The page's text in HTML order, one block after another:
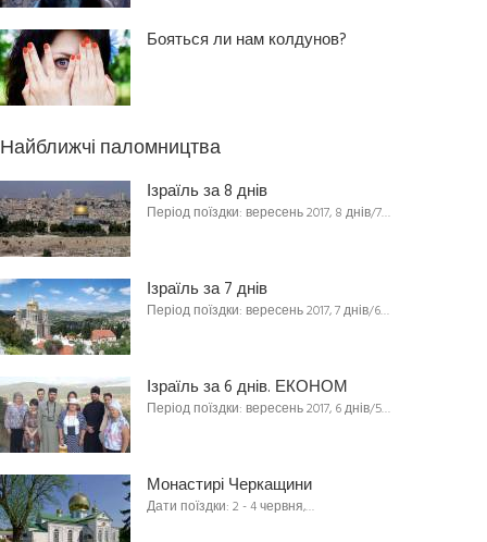
Бояться ли нам колдунов?
Найближчі паломництва
Ізраїль за 8 днів
Період поїздки: вересень 2017, 8 днів/7…
Ізраїль за 7 днів
Період поїздки: вересень 2017, 7 днів/6…
Ізраїль за 6 днів. ЕКОНОМ
Період поїздки: вересень 2017, 6 днів/5…
Монастирі Черкащини
Дати поїздки: 2 - 4 червня,…